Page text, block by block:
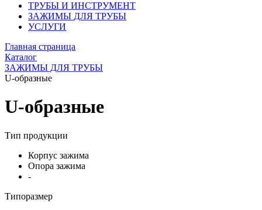
ТРУБЫ И ИНСТРУМЕНТ
ЗАЖИМЫ ДЛЯ ТРУБЫ
УСЛУГИ
Главная страница
Каталог
ЗАЖИМЫ ДЛЯ ТРУБЫ
U-образные
U-образные
Тип продукции
Корпус зажима
Опора зажима
-
Типоразмер